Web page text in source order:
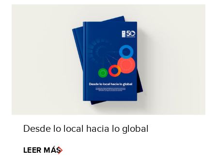
Desde lo local hacia lo global
LEER MÁS